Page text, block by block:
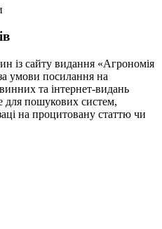
із сайту видання «Агрономія
умови посилання на
та інтернет-видань
для пошукових систем,
на процитовану статтю чи